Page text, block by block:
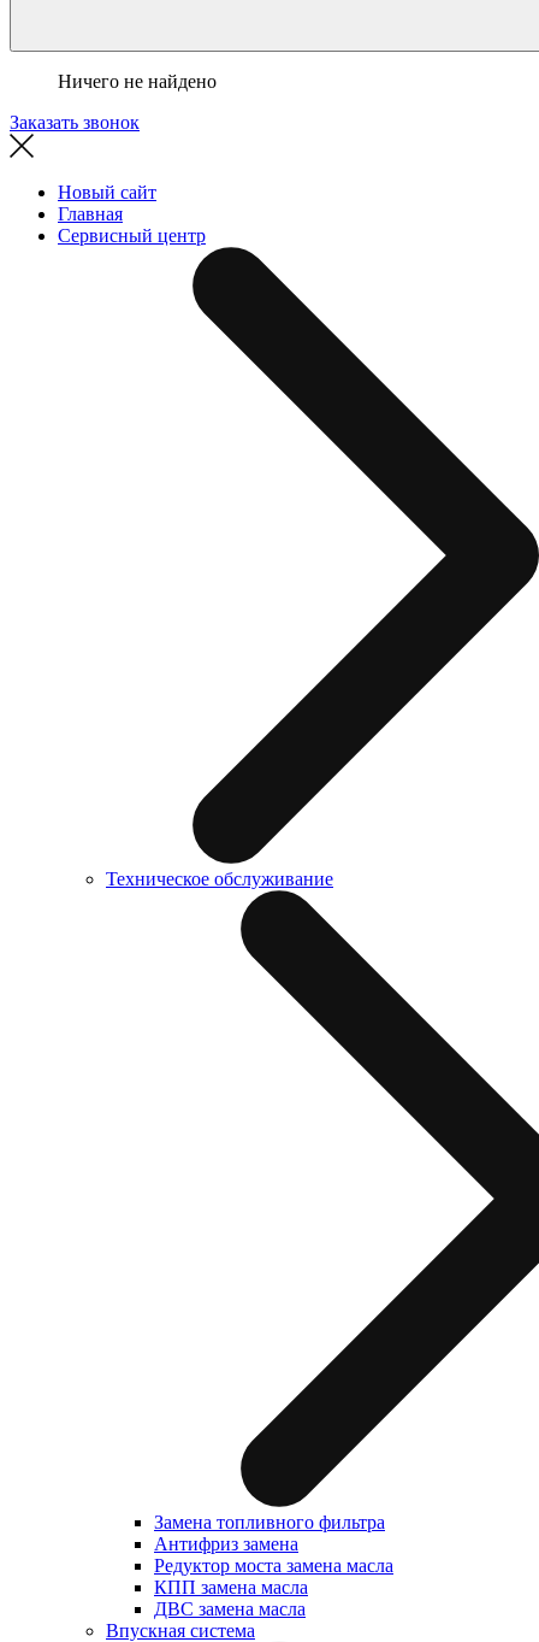
Ничего не найдено
Заказать звонок
Новый сайт
Главная
Сервисный центр
Техническое обслуживание
Замена топливного фильтра
Антифриз замена
Редуктор моста замена масла
КПП замена масла
ДВС замена масла
Впускная система